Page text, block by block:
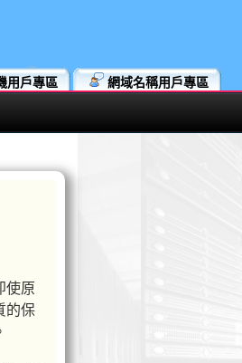
網域名稱用戶專區
用戶專區
使原
的保